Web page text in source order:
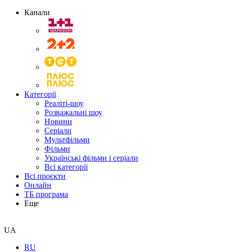
Канали
Категорії
Реаліті-шоу
Розважальні шоу
Новини
Серіали
Мультфільми
Фільми
Українські фільми і серіали
Всі категорії
Всі проєкти
Онлайн
ТБ програма
Еще
UA
RU